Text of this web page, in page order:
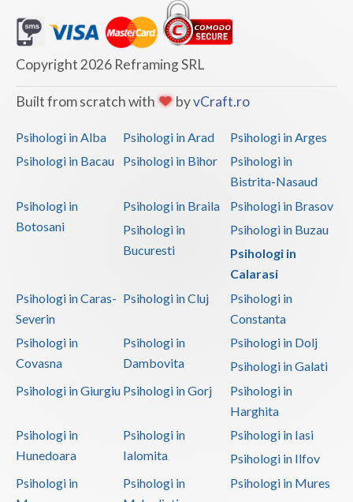
Copyright 2026 Reframing SRL
Built from scratch with byvCraft.ro
Psihologi in Alba Psihologi in Arad
Psihologi in Arges
Psihologi in Bacau
Psihologi in Bihor
Psihologi in
Bistrita-Nasaud
Psihologi in
Botosani
Psihologi in Braila
Psihologi in Brasov
Psihologi in
Bucuresti
Psihologi in Buzau
Psihologi in
Calarasi
Psihologi in Caras-
Severin
Psihologi in Cluj
Psihologi in
Constanta
Psihologi in
Covasna
Psihologi in
Dambovita
Psihologi in Dolj
Psihologi in Galati
Psihologi in Giurgiu Psihologi in Gorj
Psihologi in
Harghita
Psihologi in
Hunedoara
Psihologi in
Ialomita
Psihologi in Iasi
Psihologi in Ilfov
Psihologi in
Psihologi in
Psihologi in Mures